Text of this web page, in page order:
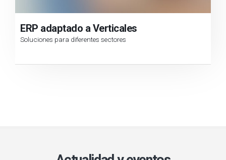
ERP adaptado a Verticales
Soluciones para diferentes sectores